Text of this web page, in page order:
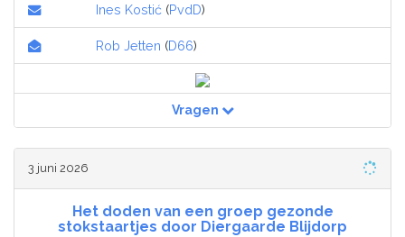
Ines Kostić (PvdD)
Rob Jetten (D66)
Vragen
3 juni 2026
Het doden van een groep gezonde
stokstaartjes door Diergaarde Blijdorp